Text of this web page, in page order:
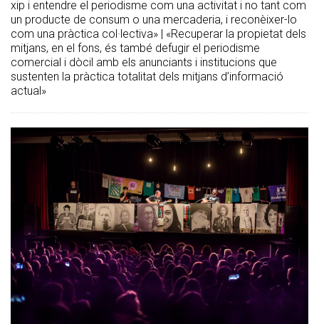
xip i entendre el periodisme com una activitat i no tant com
un producte de consum o una mercaderia, i reconèixer-lo
com una pràctica col·lectiva» | «Recuperar la propietat dels
mitjans, en el fons, és també defugir el periodisme
comercial i dòcil amb els anunciants i institucions que
sustenten la pràctica totalitat dels mitjans d’informació
actual»